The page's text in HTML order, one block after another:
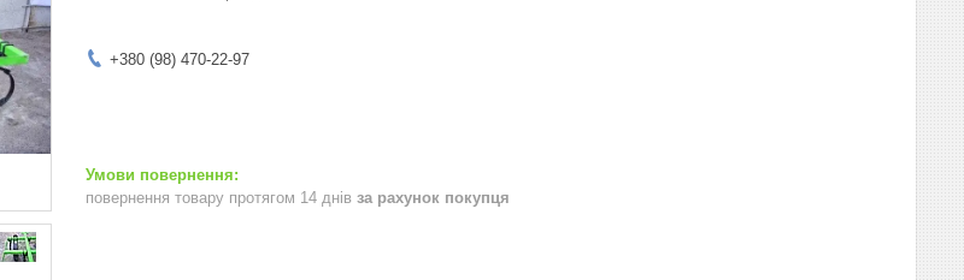
+380 (98) 470-22-97
повернення товару протягом 14 днів за рахунок покупця